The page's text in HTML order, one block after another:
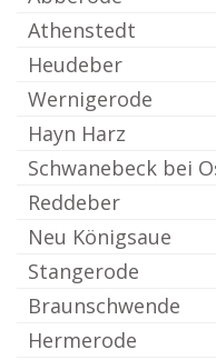
Athenstedt
Heudeber
Wernigerode
Hayn Harz
Schwanebeck bei
Reddeber
Neu Königsaue
Stangerode
Braunschwende
Hermerode